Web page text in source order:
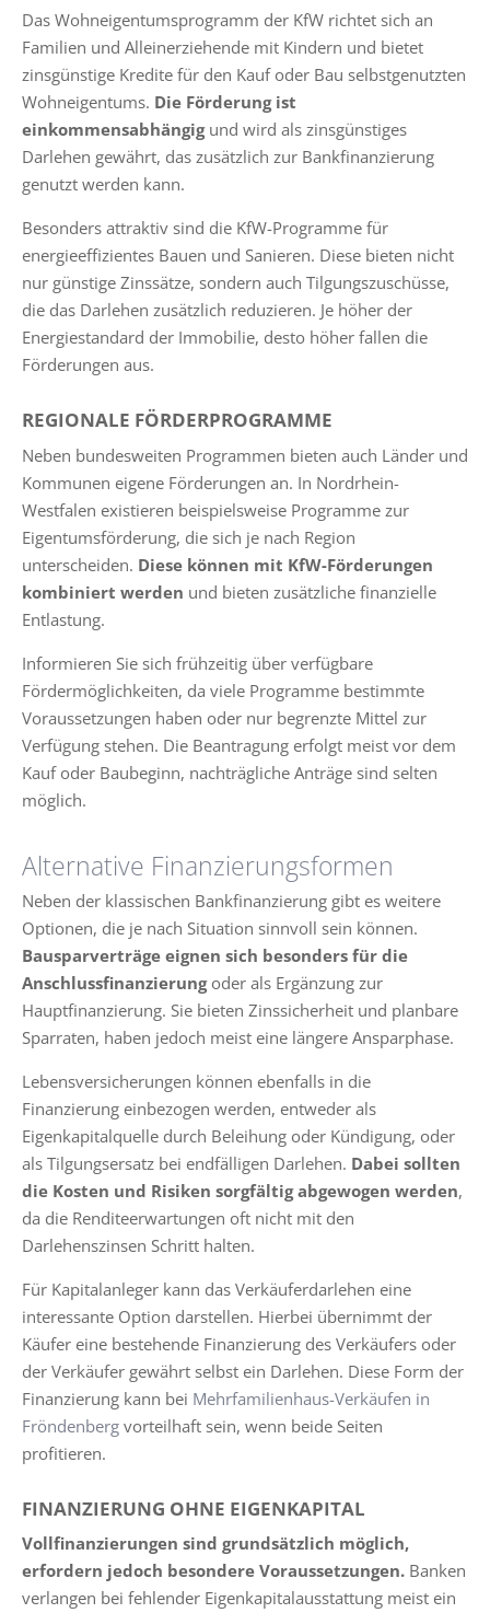
Das Wohneigentumsprogramm der KfW richtet sich an
Familien und Alleinerziehende mit Kindern und bietet
zinsgünstige Kredite für den Kauf oder Bau selbstgenutzten
Wohneigentums. Die Förderung ist
einkommensabhängigund wird als zinsgünstiges
Darlehen gewährt, das zusätzlich zur Bankfinanzierung
genutzt werden kann.
Besonders attraktiv sind die KfW-Programme für
energieeffizientes Bauen und Sanieren. Diese bieten nicht
nur günstige Zinssätze, sondern auch Tilgungszuschüsse,
die das Darlehen zusätzlich reduzieren. Je höher der
Energiestandard der Immobilie, desto höher fallen die
Förderungen aus.
REGIONALE FÖRDERPROGRAMME
Neben bundesweiten Programmen bieten auch Länder und
Kommunen eigene Förderungen an. In Nordrhein-
Westfalen existieren beispielsweise Programme zur
Eigentumsförderung, die sich je nach Region
unterscheiden. Diese können mit KfW-Förderungen
kombiniert werden und bieten zusätzliche finanzielle
Entlastung.
Informieren Sie sich frühzeitig über verfügbare
Fördermöglichkeiten, da viele Programme bestimmte
Voraussetzungen haben oder nur begrenzte Mittel zur
Verfügung stehen. Die Beantragung erfolgt meist vor dem
Kauf oder Baubeginn, nachträgliche Anträge sind selten
möglich.
Alternative Finanzierungsformen
Neben der klassischen Bankfinanzierung gibt es weitere
Optionen, die je nach Situation sinnvoll sein können.
Bausparverträge eignen sich besonders für die
Anschlussfinanzierungoder als Ergänzung zur
Hauptfinanzierung. Sie bieten Zinssicherheit und planbare
Sparraten, haben jedoch meist eine längere Ansparphase.
Lebensversicherungen können ebenfalls in die
Finanzierung einbezogen werden, entweder als
Eigenkapitalquelle durch Beleihung oder Kündigung, oder
als Tilgungsersatz bei endfälligen Darlehen. Dabei sollten
die Kosten und Risiken sorgfältig abgewogen werden,
da die Renditeerwartungen oft nicht mit den
Darlehenszinsen Schritt halten.
Für Kapitalanleger kann das Verkäuferdarlehen eine
interessante Option darstellen. Hierbei übernimmt der
Käufer eine bestehende Finanzierung des Verkäufers oder
der Verkäufer gewährt selbst ein Darlehen. Diese Form der
Finanzierung kann bei Mehrfamilienhaus-Verkäufen in
Fröndenberg vorteilhaft sein, wenn beide Seiten
profitieren.
FINANZIERUNG OHNE EIGENKAPITAL
Vollfinanzierungen sind grundsätzlich möglich,
erfordern jedoch besondere Voraussetzungen. Banken
verlangen bei fehlender Eigenkapitalausstattung meist ein